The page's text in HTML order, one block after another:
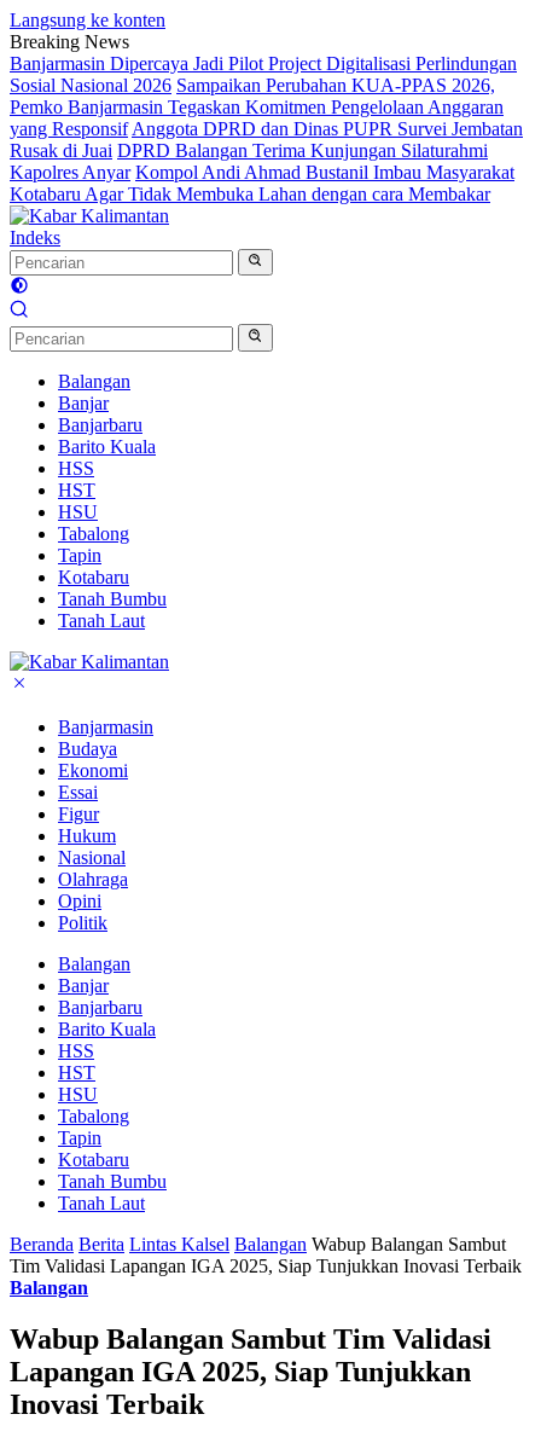
Langsung ke konten
Breaking News
Banjarmasin Dipercaya Jadi Pilot Project Digitalisasi Perlindungan
Sosial Nasional 2026 Sampaikan Perubahan KUA-PPAS 2026,
Pemko Banjarmasin Tegaskan Komitmen Pengelolaan Anggaran
yang Responsif Anggota DPRD dan Dinas PUPR Survei Jembatan
Rusak di Juai DPRD Balangan Terima Kunjungan Silaturahmi
Kapolres Anyar Kompol Andi Ahmad Bustanil Imbau Masyarakat
Kotabaru Agar Tidak Membuka Lahan dengan cara Membakar
Indeks
Balangan
Banjar
Banjarbaru
Barito Kuala
HSS
HST
HSU
Tabalong
Tapin
Kotabaru
Tanah Bumbu
Tanah Laut
Banjarmasin
Budaya
Ekonomi
Essai
Figur
Hukum
Nasional
Olahraga
Opini
Politik
Balangan
Banjar
Banjarbaru
Barito Kuala
HSS
HST
HSU
Tabalong
Tapin
Kotabaru
Tanah Bumbu
Tanah Laut
Beranda Berita Lintas Kalsel Balangan Wabup Balangan Sambut
Tim Validasi Lapangan IGA 2025, Siap Tunjukkan Inovasi Terbaik
Balangan
Wabup Balangan Sambut Tim Validasi
Lapangan IGA 2025, Siap Tunjukkan
Inovasi Terbaik